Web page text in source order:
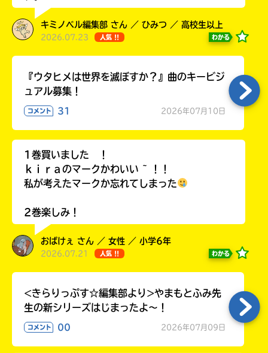
キーワードから探す
オフィシャルアカウント
SNSでシェアする
キミノベル編集部 さん ／ ひみつ ／ 高校生以上
2026.07.23 人気 !! わかる
『ウタヒメは世界を滅ぼすか？』曲のキービジ
ュアル募集！
コメント 31 2026年07月10日
1巻買いました ！
ｋｉｒａのマークかわいい ~ ！！
私が考えたマークか忘れてしまった
2巻楽しみ！
おばけぇ さん ／ 女性 ／ 小学6年
2026.07.21 人気 !! わかる
<きらりっぷす☆編集部より>やまもとふみ先
生の新シリーズはじまったよ～！
コメント 00 2026年07月09日